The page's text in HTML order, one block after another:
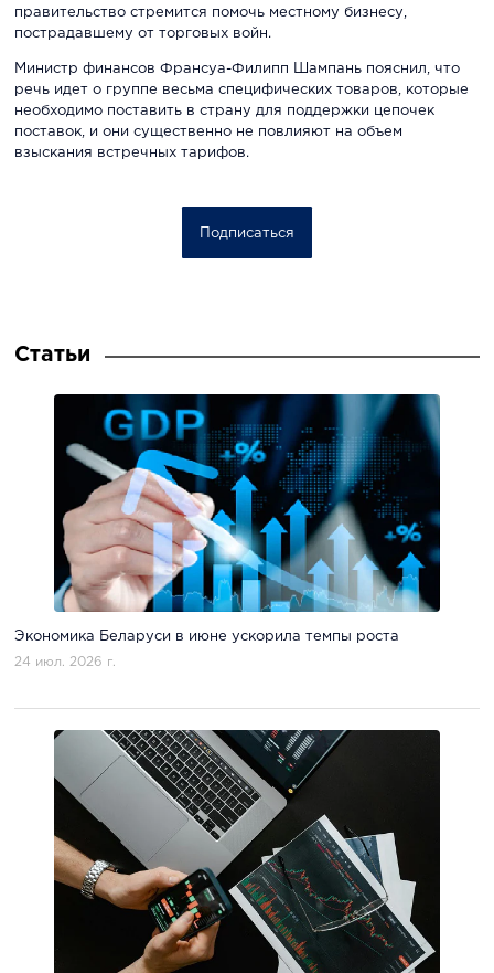
правительство стремится помочь местному бизнесу,
пострадавшему от торговых войн.
Министр финансов Франсуа-Филипп Шампань пояснил, что
речь идет о группе весьма специфических товаров, которые
необходимо поставить в страну для поддержки цепочек
поставок, и они существенно не повлияют на объем
взыскания встречных тарифов.
Подписаться
Статьи
Экономика Беларуси в июне ускорила темпы роста
24 июл. 2026 г.